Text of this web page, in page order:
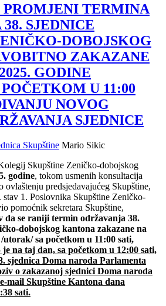
PROMJENI TERMINA
SJEDNICE
DOBOJSKOG
ZAKAZANE
GODINE
U 11:00
NOVOG
SJEDNICE
Skupštine Mario Sikic
Skupštine Zeničko-dobojskog
godine, tokom usmenih konsultacija
ovlaštenju predsjedavajućeg Skupštine,
stav 1. Poslovnika Skupštine Zeničko-
pomoćnik sekretara Skupštine,
da se raniji termin održavanja 38.
dobojskog kantona zakazane na
utorak/ sa početkom u 11:00 sati,
na taj dan, sa početkom u 12:00 sati,
sjednica Doma naroda Parlamenta
o zakazanoj sjednici Doma naroda
mail Skupštine Kantona dana
sati.